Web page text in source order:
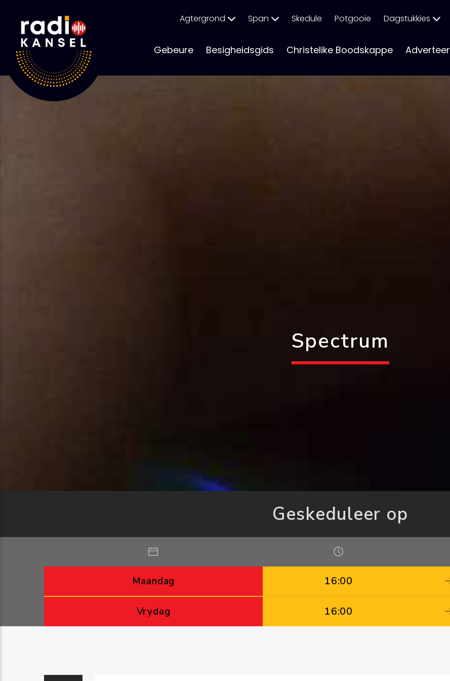
content
Agtergrond Span Skedule Potgooie Dagstukkies
Gebeure Besigheidsgids Christelike Boodskappe Adverteer
Spectrum
Geskeduleer op
Maandag 16:00
Vrydag 16:00